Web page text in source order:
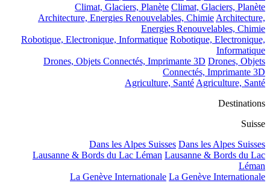
Climat, Glaciers, Planète Climat, Glaciers, Planète
Architecture, Energies Renouvelables, ChimieArchitecture,
Energies Renouvelables, Chimie
Robotique, Electronique, Informatique Robotique, Electronique,
Informatique
Drones, Objets Connectés, Imprimante 3D Drones, Objets
Connectés, Imprimante 3D
Agriculture, SantéAgriculture, Santé
Destinations
Suisse
Dans les Alpes Suisses Dans les Alpes Suisses
Lausanne & Bords du Lac Léman Lausanne & Bords du Lac
Léman
La Genève Internationale La Genève Internationale